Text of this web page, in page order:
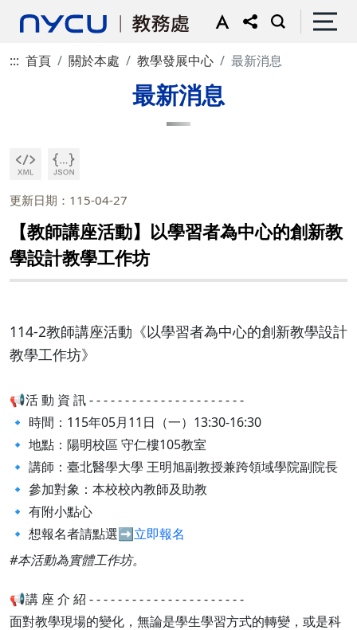
::: 首頁 關於本處 教學發展中心 最新消息
最新消息
更新日期：115-04-27
【教師講座活動】以學習者為中心的創新教
學設計教學工作坊
114-2教師講座活動《以學習者為中心的創新教學設計
教學工作坊》
📢活 動 資 訊 - - - - - - - - - - - - - - - - - - - - - -
🔹 時間：115年05月11日（一）13:30-16:30
🔹 地點：陽明校區 守仁樓105教室
🔹 講師：臺北醫學大學 王明旭副教授兼跨領域學院副院長
🔹 參加對象：本校校內教師及助教
🔹 有附小點心
🔹 想報名者請點選➡️立即報名
#本活動為實體工作坊。
📢講 座 介 紹 - - - - - - - - - - - - - - - - - - - - - -
面對教學現場的變化，無論是學生學習方式的轉變，或是科